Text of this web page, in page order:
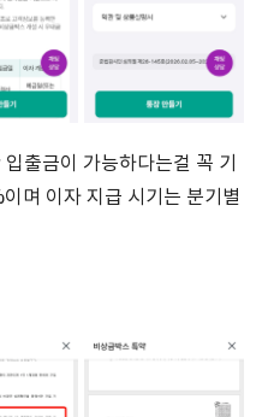
출금이 가능하다는걸 꼭 기
며 이자 지급 시기는 분기별